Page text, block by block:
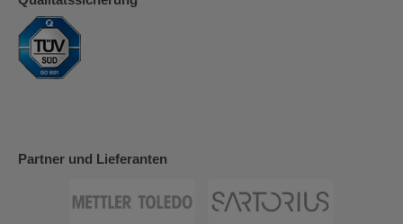
Partner und Lieferanten